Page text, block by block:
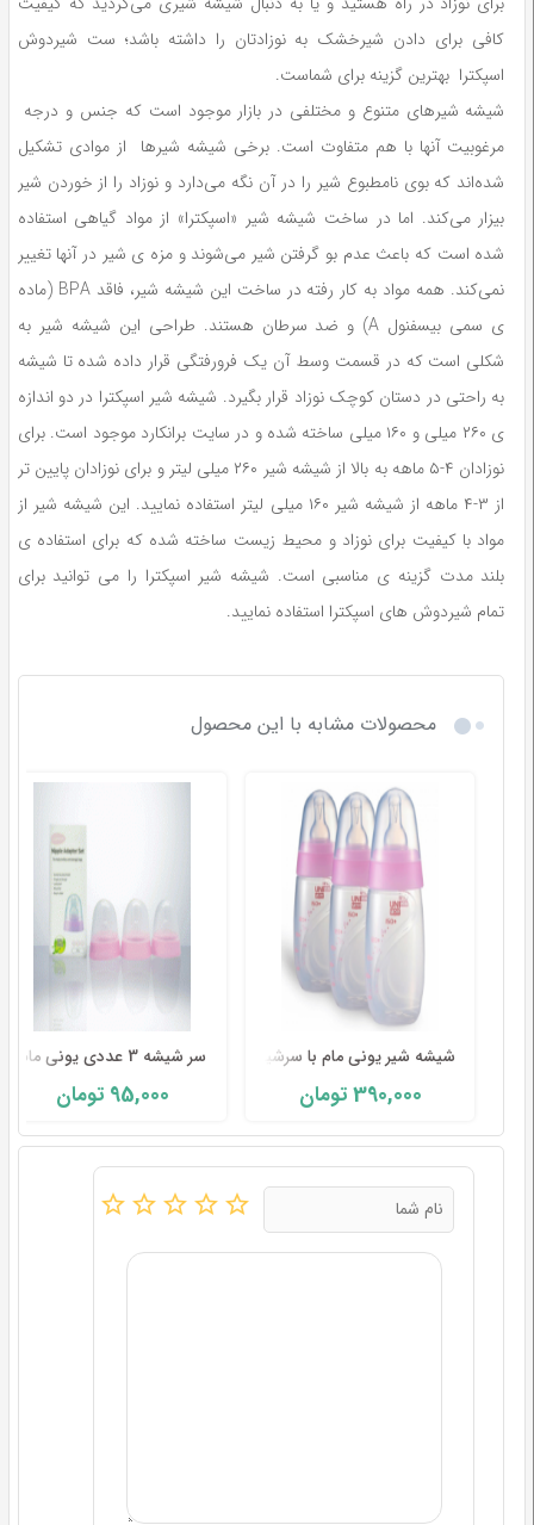
کافی برای دادن شیرخشک به نوزادتان را داشته باشد؛ ست شیردوش
اسپکترا بهترین گزینه برای شماست.
شیشه شیر‌های متنوع و مختلفی در بازار موجود است که جنس و درجه
مرغوبیت آنها با هم متفاوت است. برخی شیشه شیرها از موادی تشکیل
شده‌اند که بوی نامطبوع شیر را در آن نگه می‌دارد و نوزاد را از خوردن شیر
بیزار می‌کند. اما در ساخت شیشه شیر «اسپکترا» از مواد گیاهی استفاده
شده است که باعث عدم بو گرفتن شیر می‌شوند و مزه ی شیر در آنها تغییر
نمی‌کند. همه مواد به کار رفته در ساخت این شیشه شیر، فاقد BPA (ماده
ی سمی بیسفنول A) و ضد سرطان هستند. طراحی این شیشه شیر به
شکلی است که در قسمت وسط آن یک فرورفتگی قرار داده شده تا شیشه
به راحتی در دستان کوچک نوزاد قرار بگیرد. شیشه شیر اسپکترا در دو اندازه
ی ۲۶۰ میلی و ۱۶۰ میلی ساخته شده و در سایت برانکارد موجود است. برای
نوزادان ۴-۵ ماهه به بالا از شیشه شیر ۲۶۰ میلی لیتر و برای نوزادان پایین تر
از ۳-۴ ماهه از شیشه شیر ۱۶۰ میلی لیتر استفاده نمایید. این شیشه شیر از
مواد با کیفیت برای نوزاد و محیط زیست ساخته شده که برای استفاده ی
بلند مدت گزینه ی مناسبی است. شیشه شیر اسپکترا را می توانید برای
تمام شیردوش های اسپکترا استفاده نمایید.
محصولات مشابه با این محصول
شیشه شیر یونی مام با سرشیشه 3 عددی
390,000تومان
سر شیشه 3 عددی یونی مام
95,000 تومان